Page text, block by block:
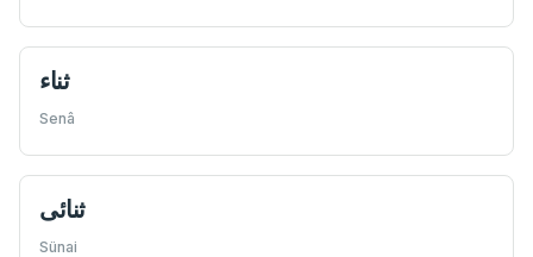
ثناء
Senâ
ثنائی
Sünai